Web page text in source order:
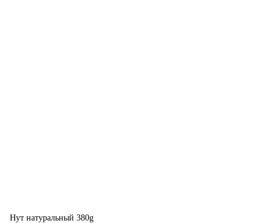
Нут натуральный 380g